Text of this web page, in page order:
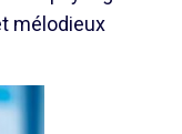
mélodieux